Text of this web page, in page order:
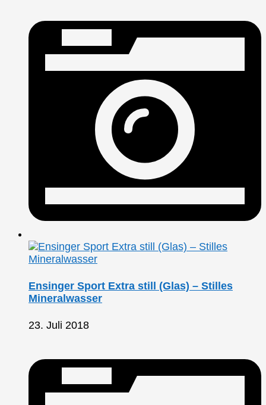
Ensinger Sport Extra still (Glas) – Stilles
Mineralwasser
23. Juli 2018